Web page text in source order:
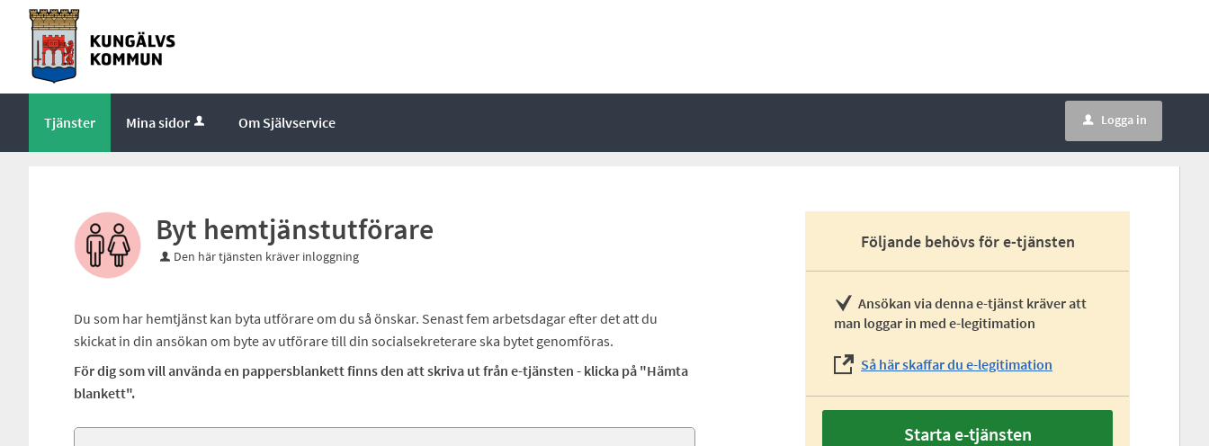
Tjänster Mina sidor Om Självservice u Logga in
Byt hemtjänstutförare
Den här tjänsten kräver inloggning
Du som har hemtjänst kan byta utförare om du så önskar. Senast fem arbetsdagar efter det att du
skickat in din ansökan om byte av utförare till din socialsekreterare ska bytet genomföras.
För dig som vill använda en pappersblankett finns den att skriva ut från e-tjänsten - klicka på "Hämta
blankett".
Följande behövs för e-tjänsten
Ansökan via denna e-tjänst kräver att
man loggar in med e-legitimation
Så här skaffar du e-legitimation
Starta e-tjänsten